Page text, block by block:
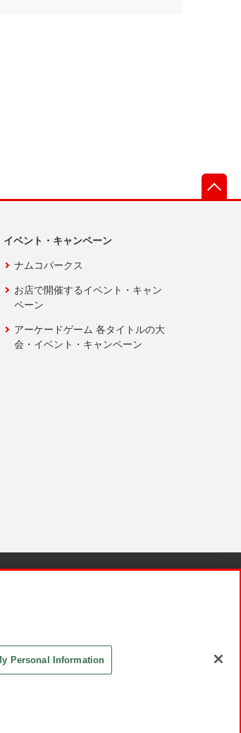
イベント・キャンペーン
ナムコパークス
お店で開催するイベント・キャン
ペーン
アーケードゲーム 各タイトルの大
会・イベント・キャンペーン
Personal Information